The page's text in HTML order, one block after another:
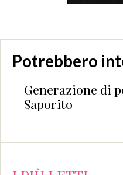
Potrebbero
Generazione di
Saporito